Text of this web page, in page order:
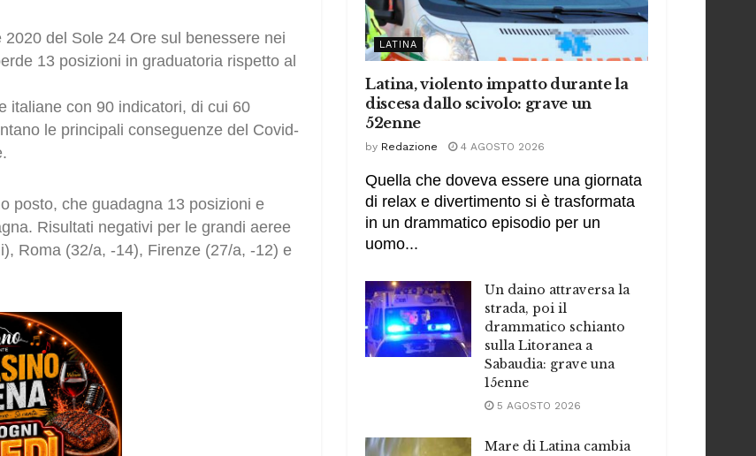
2020 del Sole 24 Ore sul benessere nei
13 posizioni in graduatoria rispetto al
italiane con 90 indicatori, di cui 60
le principali conseguenze del Covid-
posto, che guadagna 13 posizioni e
Risultati negativi per le grandi aeree
Roma (32/a, -14), Firenze (27/a, -12) e
LATINA
Latina, violento impatto durante la
discesa dallo scivolo: grave un
52enne
by Redazione 4 AGOSTO 2026
Quella che doveva essere una giornata
di relax e divertimento si è trasformata
in un drammatico episodio per un
uomo...
Un daino attraversa la
strada, poi il
drammatico schianto
sulla Litoranea a
Sabaudia: grave una
15enne
5 AGOSTO 2026
Mare di Latina cambia